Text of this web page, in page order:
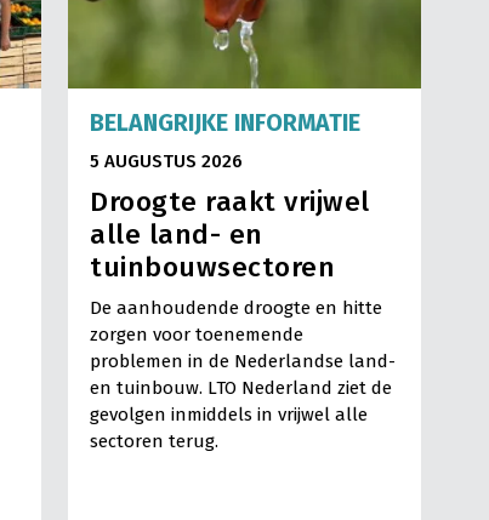
BELANGRIJKE INFORMATIE
5 AUGUSTUS 2026
Droogte raakt vrijwel
alle land- en
tuinbouwsectoren
De aanhoudende droogte en hitte
zorgen voor toenemende
problemen in de Nederlandse land-
en tuinbouw. LTO Nederland ziet de
gevolgen inmiddels in vrijwel alle
sectoren terug.